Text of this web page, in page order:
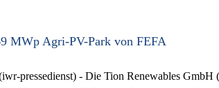
MWp Agri-PV-Park von FEFA
pressedienst) - Die Tion Renewables GmbH